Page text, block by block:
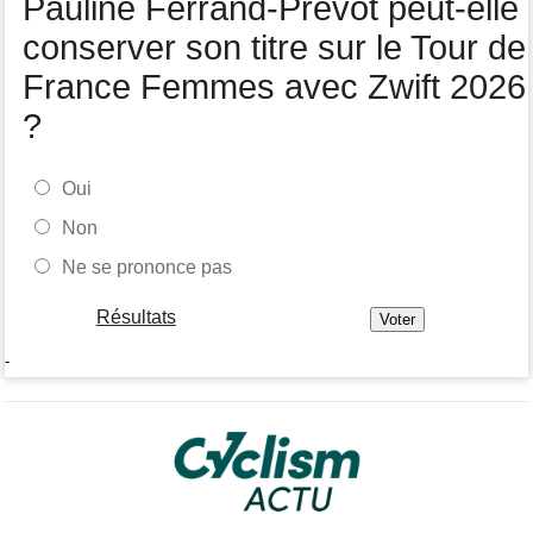
Felix Gall remporte la 3e étape et prend les commandes du
général
Pauline Ferrand-Prévot peut-elle
conserver son titre sur le Tour de
France Femmes avec Zwift 2026
?
Oui
Non
Ne se prononce pas
Résultats
-